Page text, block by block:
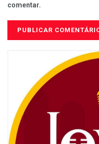
comentar.